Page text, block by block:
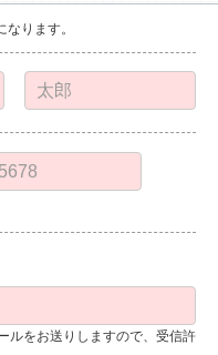
なります。
ルをお送りしますので、受信許